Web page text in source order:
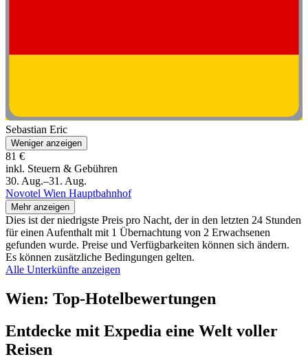
Sebastian Eric
Weniger anzeigen
81 €
inkl. Steuern & Gebühren
30. Aug.–31. Aug.
Novotel Wien Hauptbahnhof
Mehr anzeigen
Dies ist der niedrigste Preis pro Nacht, der in den letzten 24 Stunden
für einen Aufenthalt mit 1 Übernachtung von 2 Erwachsenen
gefunden wurde. Preise und Verfügbarkeiten können sich ändern.
Es können zusätzliche Bedingungen gelten.
Alle Unterkünfte anzeigen
Wien: Top-Hotelbewertungen
Entdecke mit Expedia eine Welt voller
Reisen